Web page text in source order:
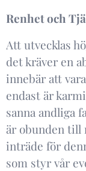
Renhet och
Att utvecklas
det kräver en
innebär att
endast är
sanna andliga
är obunden till
inträde för
som styr vår